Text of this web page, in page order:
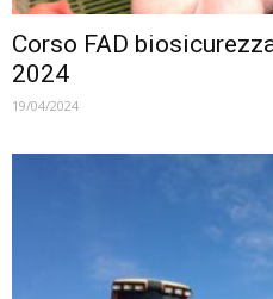
Corso FAD
2024
19/04/2024